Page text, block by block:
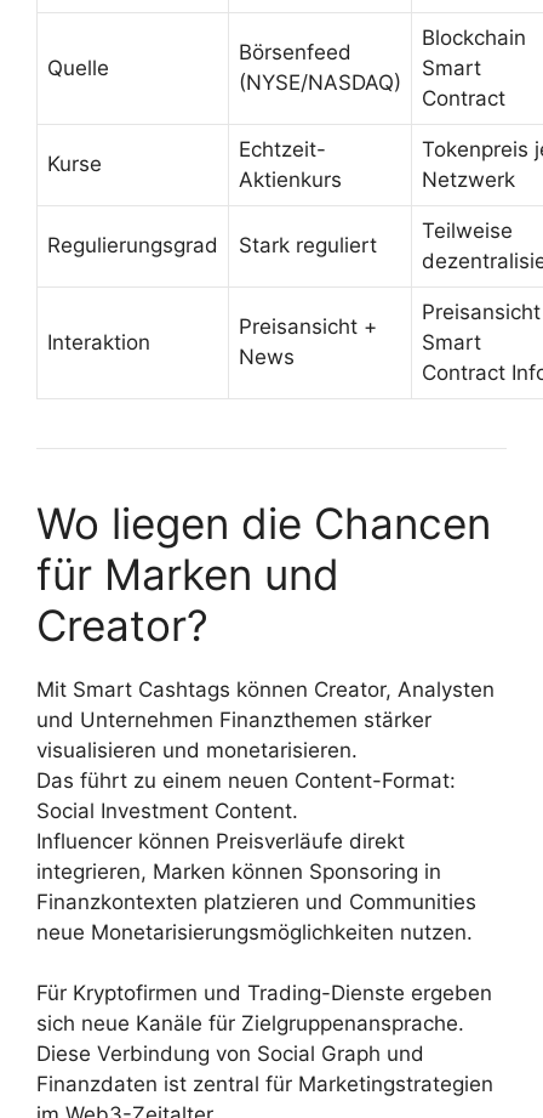
Quelle
Börsenfeed
(NYSE/NASDAQ)
Blockchain
Smart
Contract
Kurse
Echtzeit-
Aktienkurs
Tokenpreis
Netzwerk
Regulierungsgrad Stark reguliert
Teilweise
Interaktion
Preisansicht +
News
Smart
Contract
Wo liegen die Chancen
für Marken und
Creator?
Mit Smart Cashtags können Creator, Analysten
und Unternehmen Finanzthemen stärker
visualisieren und monetarisieren.
Das führt zu einem neuen Content-Format:
Social Investment Content.
Influencer können Preisverläufe direkt
integrieren, Marken können Sponsoring in
Finanzkontexten platzieren und Communities
neue Monetarisierungsmöglichkeiten nutzen.
Für Kryptofirmen und Trading-Dienste ergeben
sich neue Kanäle für Zielgruppenansprache.
Diese Verbindung von Social Graph und
Finanzdaten ist zentral für Marketingstrategien